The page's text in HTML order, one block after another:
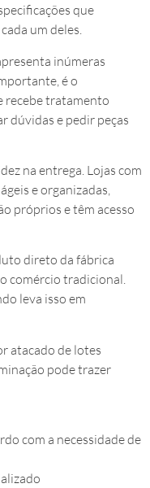
que
um deles.
inúmeras
é o
recebe tratamento
dúvidas e pedir peças
na entrega. Lojas com
e organizadas,
próprios e têm acesso
direto da fábrica
comércio tradicional.
leva isso em
atacado de lotes
pode trazer
com a necessidade de